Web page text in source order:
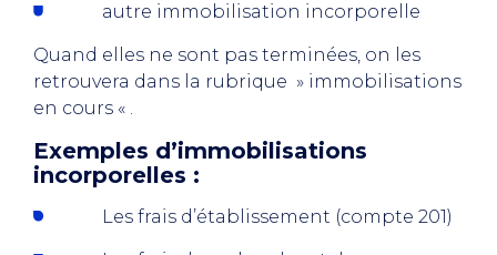
autre immobilisation incorporelle
Quand elles ne sont pas terminées, on les
retrouvera dans la rubrique » immobilisations
en cours « .
Exemples d’immobilisations
incorporelles :
Les frais d’établissement (compte 201)